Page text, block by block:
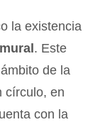
la existencia
. Este
de la
círculo, en
con la